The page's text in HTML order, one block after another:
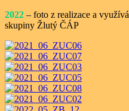
2022 – foto z realizace a
skupiny Žlutý ČÁP